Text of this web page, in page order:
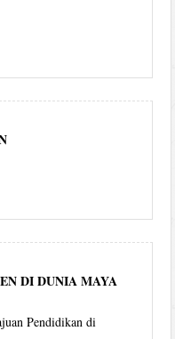
DI DUNIA MAYA
Pendidikan di